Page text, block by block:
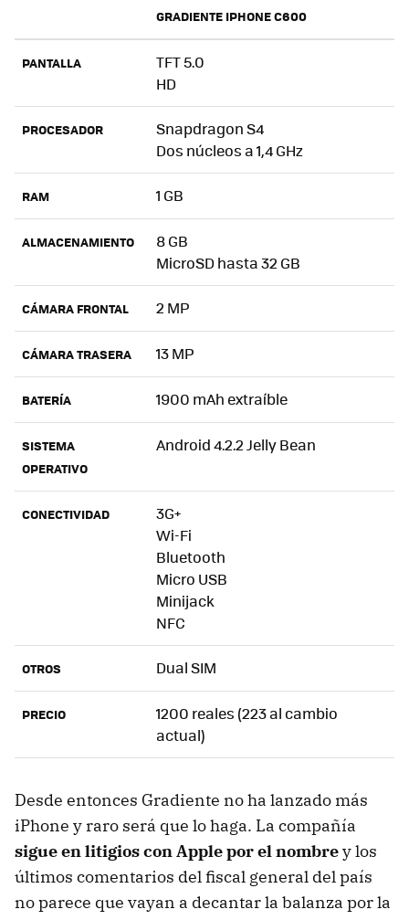
GRADIENTE IPHONE C600
PANTALLA
TFT 5.0
HD
PROCESADOR
Snapdragon S4
Dos núcleos a 1,4 GHz
RAM 1 GB
ALMACENAMIENTO
8 GB
MicroSD hasta 32 GB
CÁMARA FRONTAL 2 MP
CÁMARA TRASERA 13 MP
BATERÍA 1900 mAh extraíble
SISTEMA
OPERATIVO
Android 4.2.2 Jelly Bean
CONECTIVIDAD
3G+
Wi-Fi
Bluetooth
Micro USB
Minijack
NFC
OTROS Dual SIM
PRECIO
1200 reales (223 al cambio
actual)
Desde entonces Gradiente no ha lanzado más
iPhone y raro será que lo haga. La compañía
sigue en litigios con Apple por el nombrey los
últimos comentarios del fiscal general del país
no parece que vayan a decantar la balanza por la